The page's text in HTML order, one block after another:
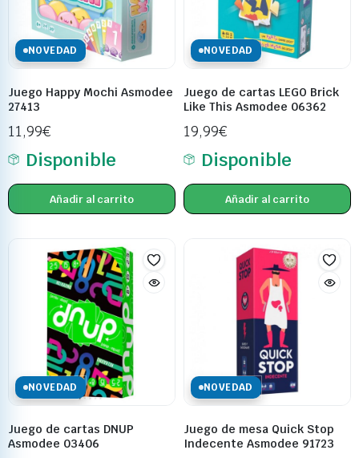
NOVEDAD
Juego Happy Mochi Asmodee
27413
11,99€
Disponible
Añadir al carrito
NOVEDAD
Juego de cartas LEGO Brick
Like This Asmodee 06362
19,99€
Disponible
Añadir al carrito
NOVEDAD
Juego de cartas DNUP
Asmodee 03406
NOVEDAD
Juego de mesa Quick Stop
Indecente Asmodee 91723